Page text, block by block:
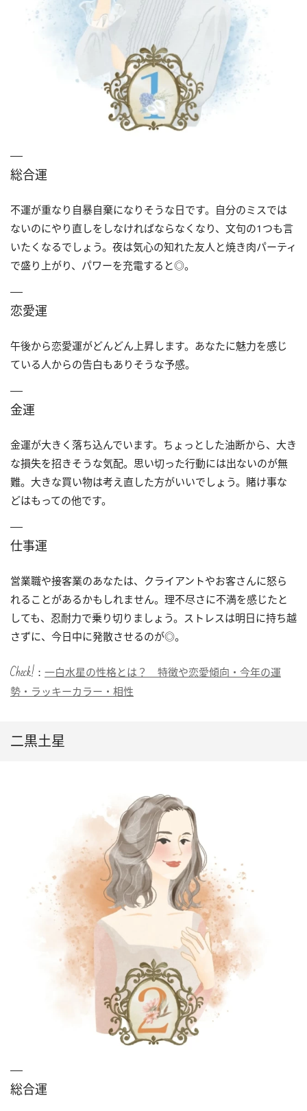
総合運
不運が重なり自暴自棄になりそうな日です。自分のミスでは
ないのにやり直しをしなければならなくなり、文句の1つも言
いたくなるでしょう。夜は気心の知れた友人と焼き肉パーティ
で盛り上がり、パワーを充電すると◎。
恋愛運
午後から恋愛運がどんどん上昇します。あなたに魅力を感じ
ている人からの告白もありそうな予感。
金運
金運が大きく落ち込んでいます。ちょっとした油断から、大き
な損失を招きそうな気配。思い切った行動には出ないのが無
難。大きな買い物は考え直した方がいいでしょう。賭け事な
どはもっての他です。
仕事運
営業職や接客業のあなたは、クライアントやお客さんに怒ら
れることがあるかもしれません。理不尽さに不満を感じたと
しても、忍耐力で乗り切りましょう。ストレスは明日に持ち越
さずに、今日中に発散させるのが◎。
Check!： 一白水星の性格とは？ 特徴や恋愛傾向・今年の運
勢・ラッキーカラー・相性
二黒土星
総合運